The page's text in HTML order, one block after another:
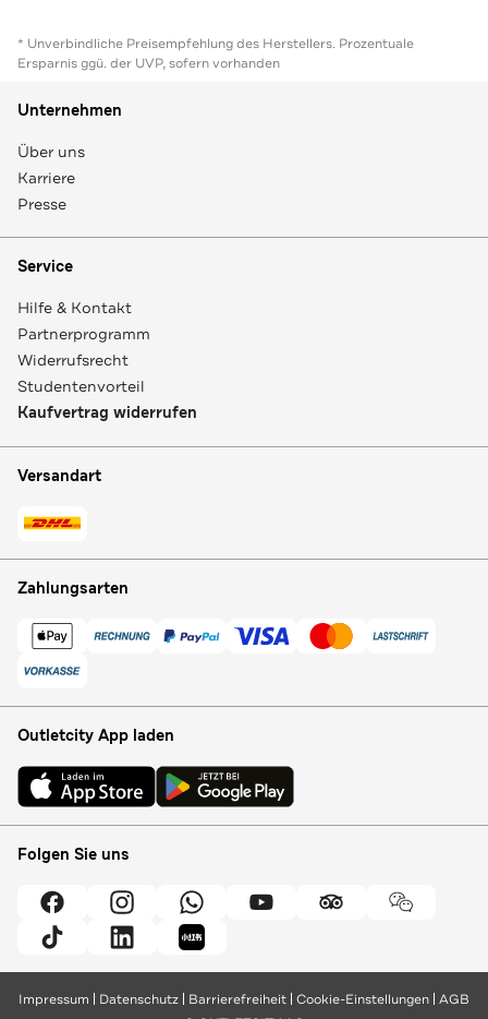
* Unverbindliche Preisempfehlung des Herstellers. Prozentuale
Ersparnis ggü. der UVP, sofern vorhanden
Unternehmen
Über uns
Karriere
Presse
Service
Hilfe & Kontakt
Partnerprogramm
Widerrufsrecht
Studentenvorteil
Kaufvertrag widerrufen
Versandart
Zahlungsarten
Outletcity App laden
Folgen Sie uns
Impressum Datenschutz Barrierefreiheit Cookie-Einstellungen AGB